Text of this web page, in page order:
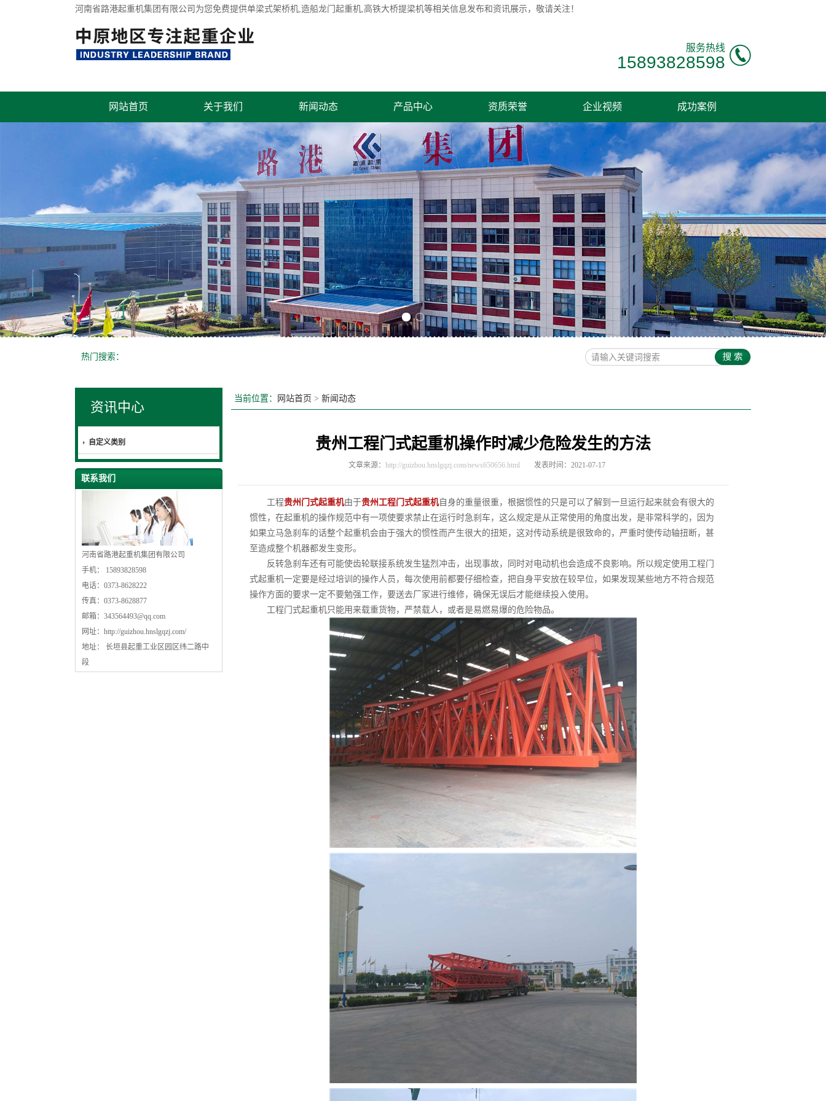
河南省路港起重机集团有限公司为您免费提供单梁式架桥机,造船龙门起重机,高铁大桥提梁机等相关信息发布和资讯展示，敬请关注！
服务热线
15893828598
网站首页 关于我们 新闻动态 产品中心 资质荣誉 企业视频 成功案例
联系我们
热门搜索：
资讯中心
自定义类别
联系我们
河南省路港起重机集团有限公司
手机： 15893828598
电话：0373-8628222
传真：0373-8628877
邮箱： 343564493@qq.com
网址： http://guizhou.hnslgqzj.com/
地址： 长垣县起重工业区园区纬二路中
段
当前位置： 网站首页 > 新闻动态
贵州工程门式起重机操作时减少危险发生的方法
文章来源： http://guizhou.hnslgqzj.com/news650656.html 发表时间：2021-07-17
工程贵州门式起重机由于贵州工程门式起重机自身的重量很重，根据惯性的只是可以了解到一旦运行起来就会有很大的
惯性，在起重机的操作规范中有一项使要求禁止在运行时急刹车，这么规定是从正常使用的角度出发，是非常科学的，因为
如果立马急刹车的话整个起重机会由于强大的惯性而产生很大的扭矩，这对传动系统是很致命的，严重时使传动轴扭断，甚
至造成整个机器都发生变形。
反转急刹车还有可能使齿轮联接系统发生猛烈冲击，出现事故，同时对电动机也会造成不良影响。所以规定使用工程门
式起重机一定要是经过培训的操作人员，每次使用前都要仔细检查，把自身平安放在较早位，如果发现某些地方不符合规范
操作方面的要求一定不要勉强工作，要送去厂家进行维修，确保无误后才能继续投入使用。
工程门式起重机只能用来载重货物，严禁载人，或者是易燃易爆的危险物品。